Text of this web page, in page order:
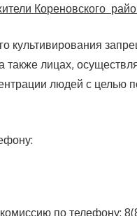
Кореновского
культивирования
также лицах,
людей с целью
по телефону: